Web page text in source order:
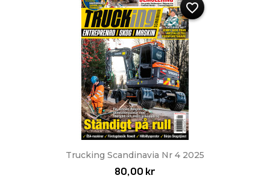
Trucking Scandinavia Nr 4 2025
80,00 kr
favorite_border